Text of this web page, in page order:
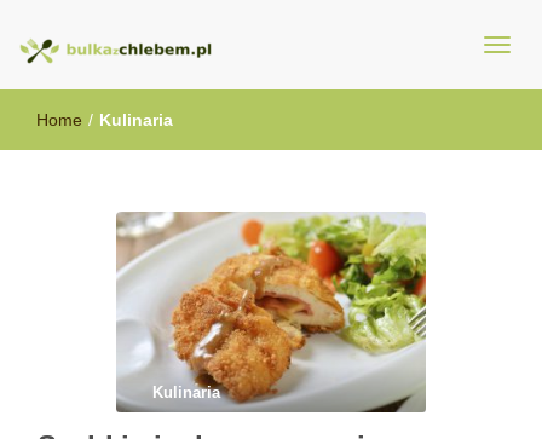
BulkazChlebem.pl
Home / Kulinaria
Kulinaria